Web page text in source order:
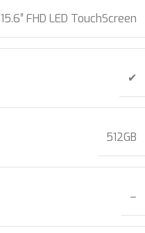
15.6″ FHD LED TouchScreen
✔
512GB
–